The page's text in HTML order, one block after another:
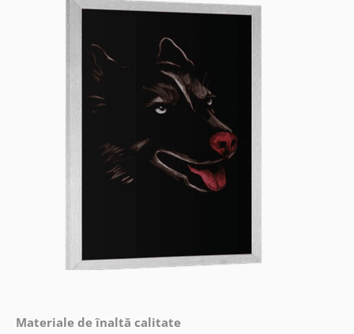
Materiale de înaltă calitate